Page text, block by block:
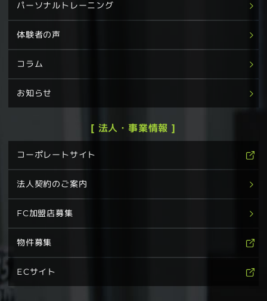
パーソナルトレーニング
体験者の声
コラム
お知らせ
[ 法人・事業情報 ]
コーポレートサイト
法人契約のご案内
FC加盟店募集
物件募集
ECサイト